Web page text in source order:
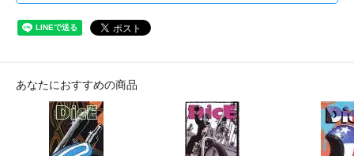
あなたにおすすめの商品